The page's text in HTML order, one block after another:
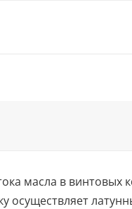
масла в винтовых
осуществляет